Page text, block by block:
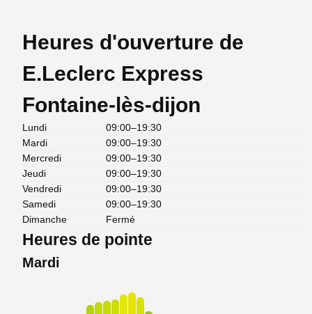
Heures d'ouverture de
E.Leclerc Express
Fontaine-lès-dijon
Lundi
09:00–19:30
Mardi
09:00–19:30
Mercredi
09:00–19:30
Jeudi
09:00–19:30
Vendredi
09:00–19:30
Samedi
09:00–19:30
Dimanche
Fermé
Heures de pointe
Mardi